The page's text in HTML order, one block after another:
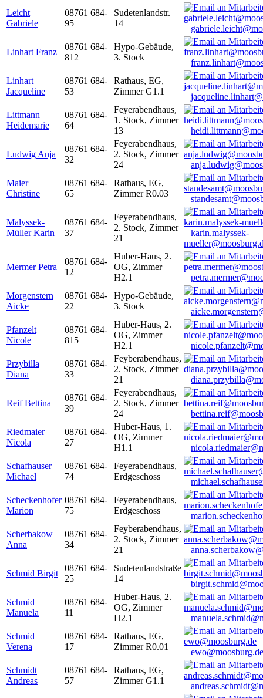
Leicht
Gabriele
08761 684-
95
Sudetenlandstr.
14
Linhart Franz
08761 684-
812
Hypo-Gebäude,
3. Stock
Linhart
Jacqueline
08761 684-
53
Rathaus, EG,
Zimmer G1.1
Littmann
Heidemarie
08761 684-
64
Feyerabendhaus,
1. Stock, Zimmer
13
Ludwig Anja
08761 684-
32
Feyerabendhaus,
2. Stock, Zimmer
24
Maier
Christine
08761 684-
65
Rathaus, EG,
Zimmer R0.03
Malyssek-
Müller Karin
08761 684-
37
Feyerabendhaus,
2. Stock, Zimmer
21
karin.malyssek-
Mermer Petra
08761 684-
12
Huber-Haus, 2.
OG, Zimmer
H2.1
Morgenstern
Aicke
08761 684-
22
Hypo-Gebäude,
3. Stock
Pfanzelt
Nicole
08761 684-
815
Huber-Haus, 2.
OG, Zimmer
H2.1
Przybilla
Diana
08761 684-
33
Feyberabendhaus,
2. Stock, Zimmer
21
Reif Bettina
08761 684-
39
Feyerabendhaus,
2. Stock, Zimmer
24
Riedmaier
Nicola
08761 684-
27
Huber-Haus, 1.
OG, Zimmer
H1.1
Schafhauser
Michael
08761 684-
74
Feyerabendhaus,
Erdgeschoss
Scheckenhofer
Marion
08761 684-
75
Feyerabendhaus,
Erdgeschoss
Scherbakow
Anna
08761 684-
34
Feyberabendhaus,
2. Stock, Zimmer
21
Schmid Birgit
08761 684-
25
Sudetenlandstraße
14
Schmid
Manuela
08761 684-
11
Huber-Haus, 2.
OG, Zimmer
H2.1
Schmid
Verena
08761 684-
17
Rathaus, EG,
Zimmer R0.01
ewo@moosburg.de
Schmidt
Andreas
08761 684-
57
Rathaus, EG,
Zimmer G1.1